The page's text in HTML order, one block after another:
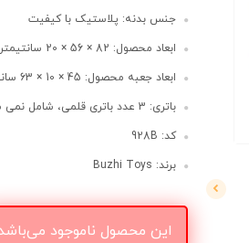
جنس بدنه: پلاستیک با کیفیت
ابعاد محصول: 82 × 56 × 20 سانتیمتر
ابعاد جعبه محصول: 45 × 10 × 63 سانتیمتر
باتری: 3 عدد باتری قلمی، شامل نمی شود.
کد: 928B
برند: Buzhi Toys
این محصول ناموجود